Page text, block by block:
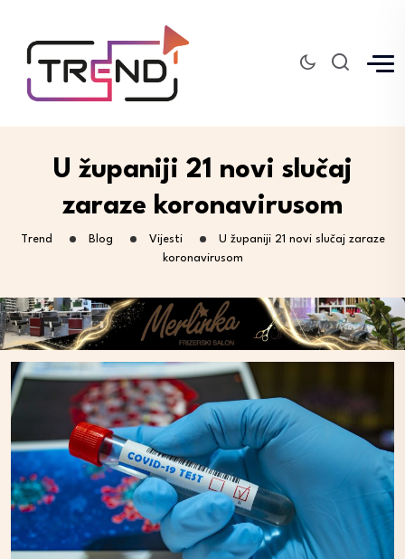
U županiji 21 novi slučaj
zaraze koronavirusom
Trend Blog Vijesti
U županiji 21 novi slučaj zaraze
koronavirusom